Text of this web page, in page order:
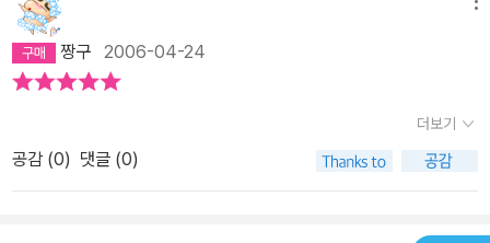
짱구 2006-04-24
더보기
공감 (0) 댓글 (0)